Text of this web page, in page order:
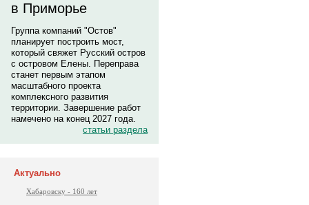
в Приморье
Группа компаний "Остов"
планирует построить мост,
который свяжет Русский остров
с островом Елены. Переправа
станет первым этапом
масштабного проекта
комплексного развития
территории. Завершение работ
намечено на конец 2027 года.
статьи раздела
Актуально
Хабаровску - 160 лет